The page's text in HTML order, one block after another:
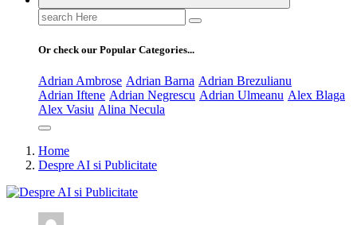
Search
for:
Or check our Popular Categories...
Adrian Ambrose Adrian Barna Adrian Brezulianu
Adrian Iftene Adrian Negrescu Adrian Ulmeanu Alex Blaga
Alex Vasiu Alina Necula
Home
Despre AI si Publicitate